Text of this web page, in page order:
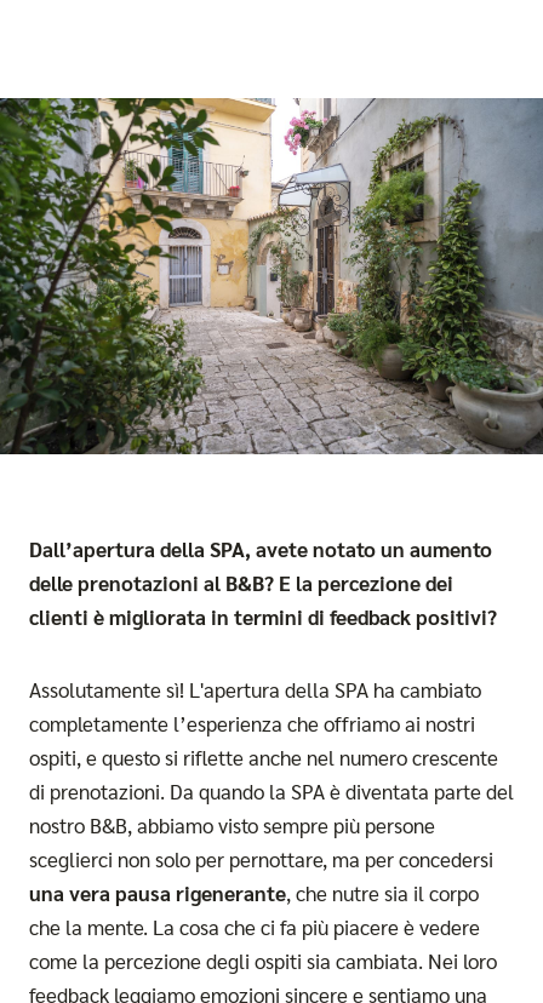
Dall’apertura della SPA, avete notato un aumento
delle prenotazioni al B&B? E la percezione dei
clienti è migliorata in termini di feedback positivi?
Assolutamente sì! L'apertura della SPA ha cambiato
completamente l’esperienza che offriamo ai nostri
ospiti, e questo si riflette anche nel numero crescente
di prenotazioni. Da quando la SPA è diventata parte del
nostro B&B, abbiamo visto sempre più persone
sceglierci non solo per pernottare, ma per concedersi
una vera pausa rigenerante, che nutre sia il corpo
che la mente. La cosa che ci fa più piacere è vedere
come la percezione degli ospiti sia cambiata. Nei loro
feedback leggiamo emozioni sincere e sentiamo una